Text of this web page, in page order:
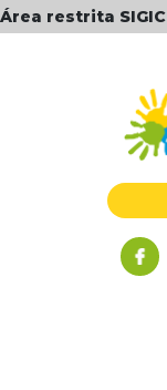
Área restrita SIGIC